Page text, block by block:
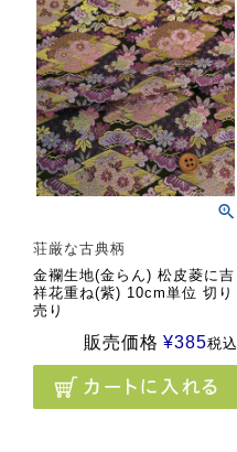
荘厳な古典柄
金襴生地(金らん) 松皮菱に吉
祥花重ね(紫) 10cm単位 切り
売り
販売価格 ¥385税込